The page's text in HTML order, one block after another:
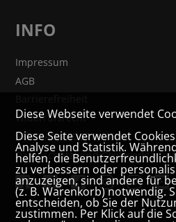
INFO
Impressum
AGB
Widerrufsrecht
VERTRAG WIDERRUFEN
Datenschutz- und
Diese Webseite verwendet
Diese Seite verwendet
Analyse und Statistik.
helfen, die
zu verbessern oder
anzuzeigen, sind andere für
(z. B. Warenkorb) notwendig.
entscheiden, ob Sie der
zustimmen. Per Klick auf die